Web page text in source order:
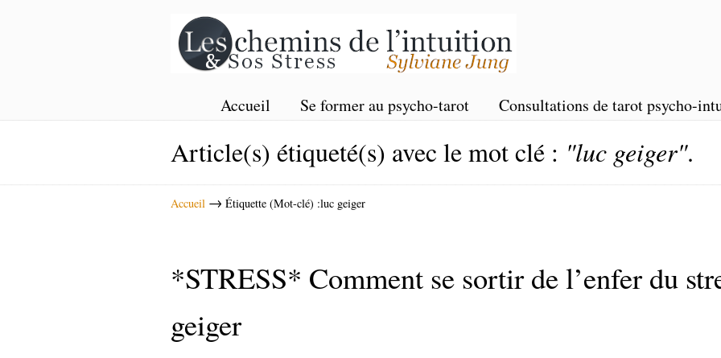
Accueil Se former au psycho-tarot Consultations de tarot psycho-
Article(s) étiqueté(s) avec le mot clé : "luc geiger".
Accueil → Étiquette (Mot-clé) :luc geiger
*STRESS* Comment se sortir de l’enfer du
geiger